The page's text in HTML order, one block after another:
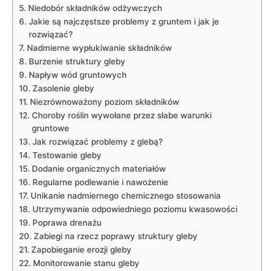
Niedobór składników odżywczych
Jakie są najczęstsze problemy z gruntem i jak‌ je
rozwiązać?
Nadmierne ‌wypłukiwanie‍ składników
Burzenie ​struktury gleby
Napływ ‌wód gruntowych
Zasolenie‍ gleby
Niezrównoważony⁢ poziom składników
Choroby roślin wywołane przez ‍słabe warunki
gruntowe
Jak rozwiązać problemy z ‌glebą?
Testowanie gleby
Dodanie organicznych materiałów
Regularne ‌podlewanie⁢ i nawożenie
Unikanie nadmiernego chemicznego ⁢stosowania
Utrzymywanie odpowiedniego poziomu ⁤kwasowości
Poprawa ‌drenażu
Zabiegi na rzecz ‍poprawy struktury gleby
Zapobieganie erozji gleby
Monitorowanie⁤ stanu ⁣gleby